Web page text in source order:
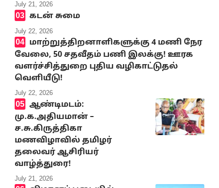
July 21, 2026
கடன் சுமை
July 22, 2026
மாற்றுத்திறனாளிகளுக்கு 4 மணி நேர
வேலை, 50 சதவீதம் பணி இலக்கு! ஊரக
வளர்ச்சித்துறை புதிய வழிகாட்டுதல்
வெளியீடு!
July 22, 2026
ஆண்டிமடம்:
மு.க.அதியமான் –
ச.சு.கிருத்திகா
மணவிழாவில் தமிழர்
தலைவர் ஆசிரியர்
வாழ்த்துரை!
July 21, 2026